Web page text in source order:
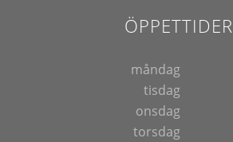
ÖPPETTIDER
måndag
tisdag
onsdag
torsdag